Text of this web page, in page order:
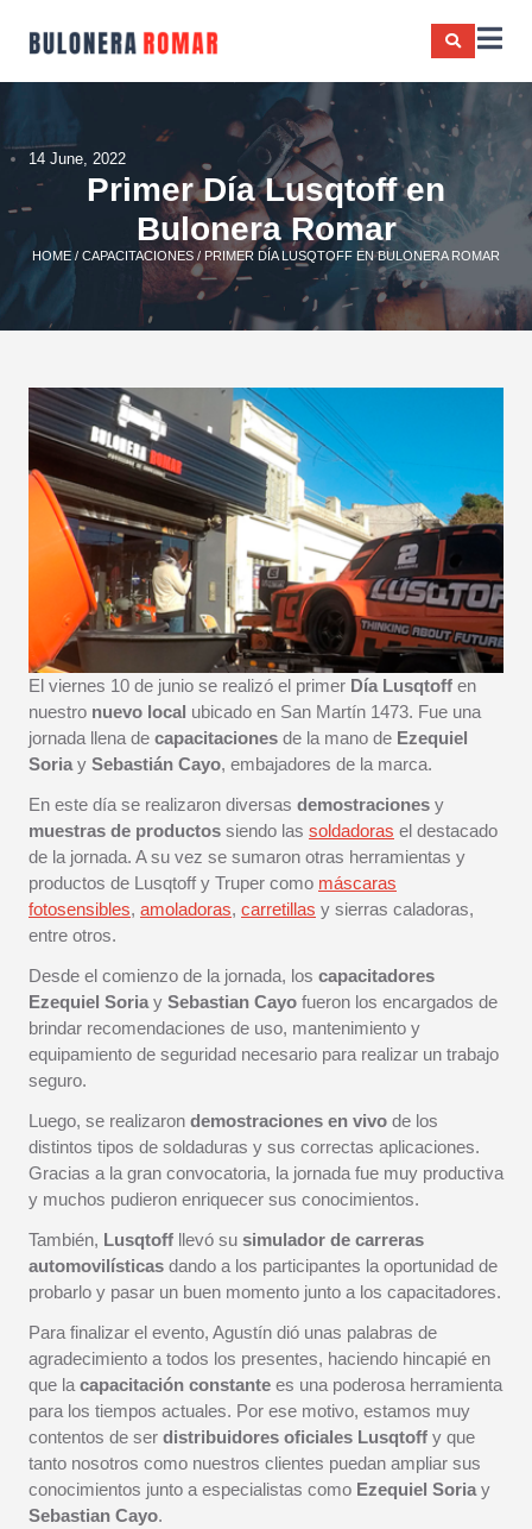
14 June, 2022
Primer Día Lusqtoff en
Bulonera Romar
HOME/ CAPACITACIONES / PRIMER DÍA LUSQTOFF EN BULONERA ROMAR
El viernes 10 de junio se realizó el primer Día Lusqtoff en
nuestro nuevo local ubicado en San Martín 1473. Fue una
jornada llena de capacitaciones de la mano de Ezequiel
Soria y Sebastián Cayo, embajadores de la marca.
En este día se realizaron diversas demostraciones y
muestras de productos siendo las soldadoras el destacado
de la jornada. A su vez se sumaron otras herramientas y
productos de Lusqtoff y Truper como máscaras
fotosensibles, amoladoras, carretillas y sierras caladoras,
entre otros.
Desde el comienzo de la jornada, los capacitadores
Ezequiel Soria y Sebastian Cayo fueron los encargados de
brindar recomendaciones de uso, mantenimiento y
equipamiento de seguridad necesario para realizar un trabajo
seguro.
Luego, se realizaron demostraciones en vivo de los
distintos tipos de soldaduras y sus correctas aplicaciones.
Gracias a la gran convocatoria, la jornada fue muy productiva
y muchos pudieron enriquecer sus conocimientos.
También, Lusqtoff llevó su simulador de carreras
automovilísticas dando a los participantes la oportunidad de
probarlo y pasar un buen momento junto a los capacitadores.
Para finalizar el evento, Agustín dió unas palabras de
agradecimiento a todos los presentes, haciendo hincapié en
que la capacitación constante es una poderosa herramienta
para los tiempos actuales. Por ese motivo, estamos muy
contentos de ser distribuidores oficiales Lusqtoff y que
tanto nosotros como nuestros clientes puedan ampliar sus
conocimientos junto a especialistas como Ezequiel Soria y
Sebastian Cayo.